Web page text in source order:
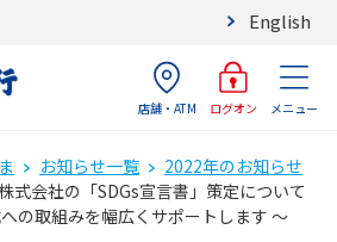
English
店舗・ATM ログオン メニュー
お知らせ一覧
2022年のお知らせ
式会社の「SDGs宣言書」策定について
の取組みを幅広くサポートします ～